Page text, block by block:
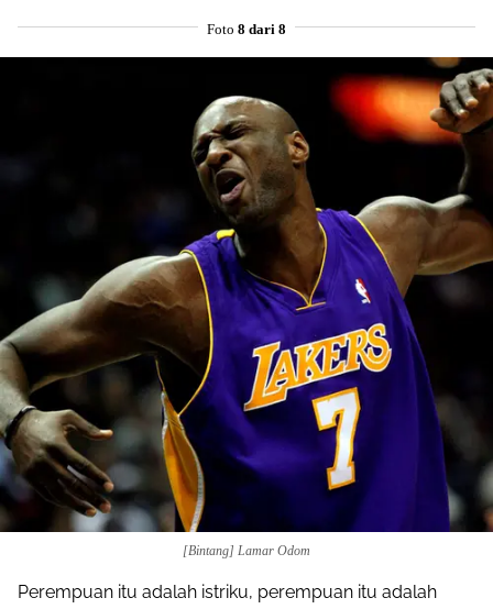
Foto 8 dari 8
[Bintang] Lamar Odom
Perempuan itu adalah istriku, perempuan itu adalah